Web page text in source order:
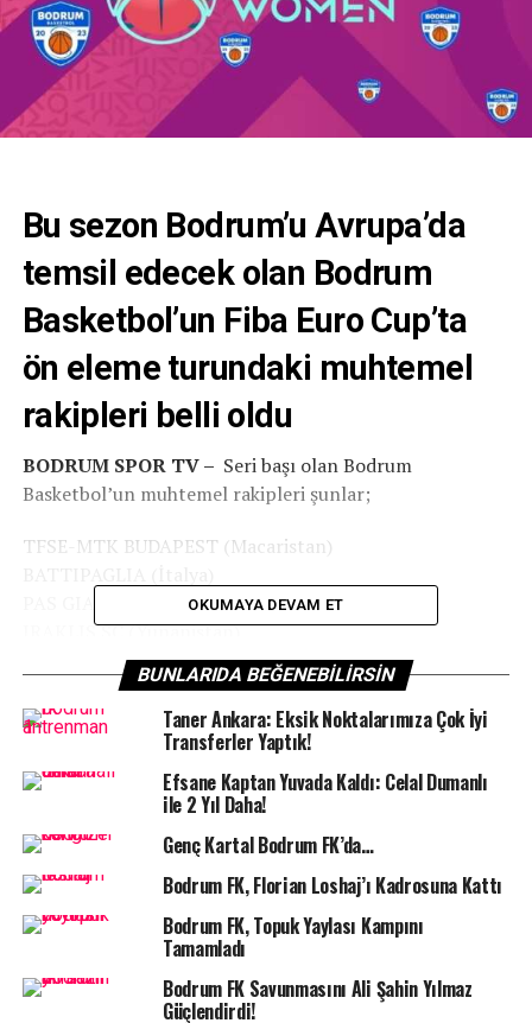
Bu sezon Bodrum’u Avrupa’da
temsil edecek olan Bodrum
Basketbol’un Fiba Euro Cup’ta
ön eleme turundaki muhtemel
rakipleri belli oldu
BODRUM SPOR TV – Seri başı olan Bodrum
Basketbol’un muhtemel rakipleri şunlar;
TFSE-MTK BUDAPEST (Macaristan)
PAS GIANNINA (Yunanistan)
IRAKLIS SC (Yunanistan)
OSNABRÜCK (Almanya)
İki maç üzerinden oynanacak eleme maçlarında iki
maçta en çok sayıyı atan takım adını gruplara
yazdıracak. Temsilcimiz Euro Cup ön eleme turunda ilk
maçını 19 Eylül’de deplasmanda oynayacak. Rövanş ise
OKUMAYA DEVAM ET
BUNLARIDA BEĞENEBILIRSIN
Taner Ankara: Eksik Noktalarımıza Çok İyi
Transferler Yaptık!
Efsane Kaptan Yuvada Kaldı: Celal Dumanlı
ile 2 Yıl Daha!
Genç Kartal Bodrum FK’da…
Bodrum FK, Florian Loshaj’ı Kadrosuna Kattı
Bodrum FK, Topuk Yaylası Kampını
Tamamladı
Bodrum FK Savunmasını Ali Şahin Yılmaz
Güçlendirdi!